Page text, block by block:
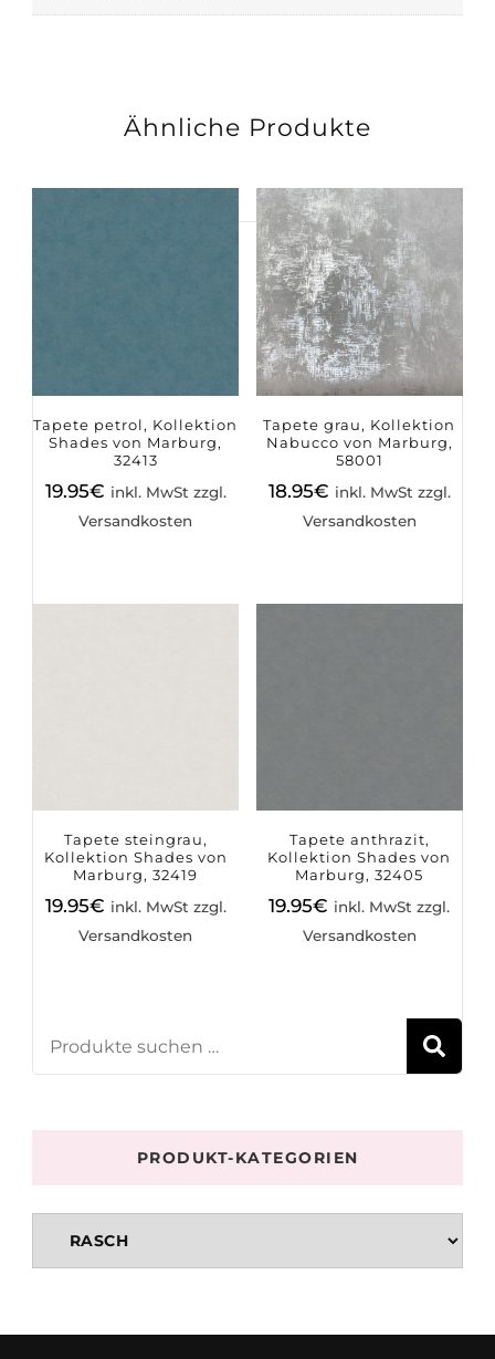
Ähnliche Produkte
Tapete petrol, Kollektion
Shades von Marburg,
32413
19.95€ inkl. MwSt zzgl.
Versandkosten
Tapete grau, Kollektion
Nabucco von Marburg,
58001
18.95€ inkl. MwSt zzgl.
Versandkosten
Tapete steingrau,
Kollektion Shades von
Marburg, 32419
19.95€ inkl. MwSt zzgl.
Versandkosten
Tapete anthrazit,
Kollektion Shades von
Marburg, 32405
19.95€ inkl. MwSt zzgl.
Versandkosten
Suchen
nach:
PRODUKT-KATEGORIEN